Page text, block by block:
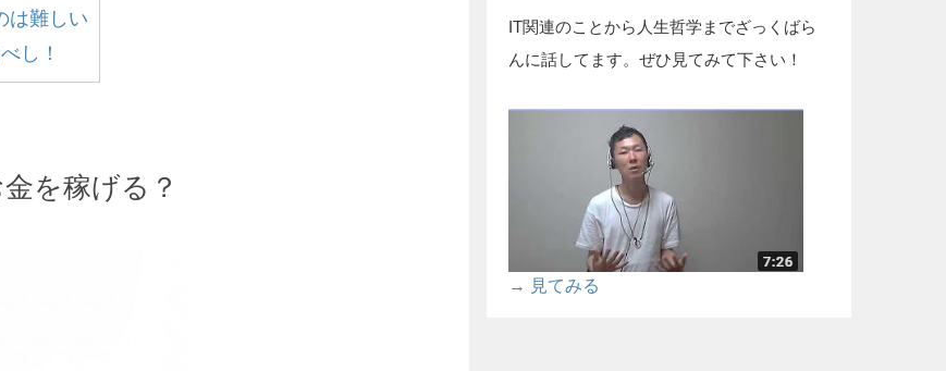
は難しい
し！
を稼げる？
IT関連のことから人生哲学までざっくばら
んに話してます。ぜひ見てみて下さい！
→ 見てみる